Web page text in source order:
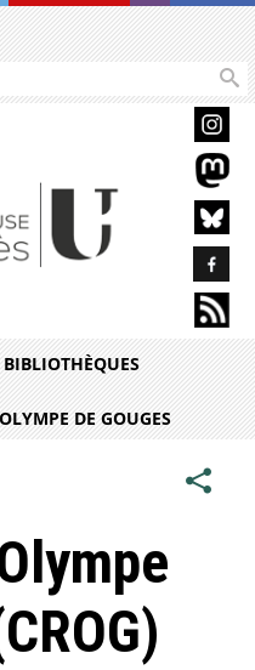
BIBLIOTHÈQUES
DE GOUGES